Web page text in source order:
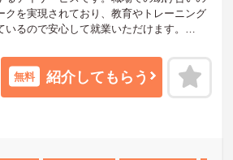
クを実現されており、教育やトレーニング
るので安心して就業いただけます。
にしており、現場で活躍するスタッフのア
トにトップに伝える【アイデアメモ制度】
無料 紹介してもらう